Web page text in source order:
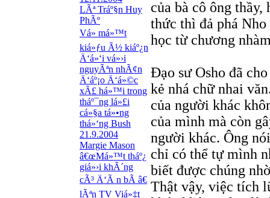
LÃª Tráº§n Huy
PhÃº
Vá» má»™t
kiá»ƒu Ã½ kiáº¿n
Ä‘á»‘i vá»›i
nguyÃªn nhÃ¢n
Ä‘áº¡o Ä‘á»©c
xÃ£ há»™i trong
tháº¯ng lá»£i
cá»§a tá»•ng
thá»‘ng Bush
21.9.2004
Margie Mason
â€œMá»™t tháº¿
giá»›i khÃ´ng
cÃ³ Ä‘Ã n bÃ â€
lÃªn TV Viá»‡t
của bà cô ông
thức thì đả phá
học từ chương
Đạo sư Osho đã
kẻ nhá chữ nhai
của người khác
của mình mà còn
người khác. Ông
chỉ có thể tự mình
biết được chúng
Thật vậy, việc tích